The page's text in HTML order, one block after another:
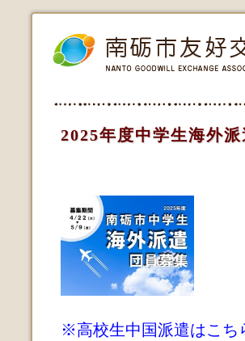
2025年度中学生海
※高校生中国派遣はこち